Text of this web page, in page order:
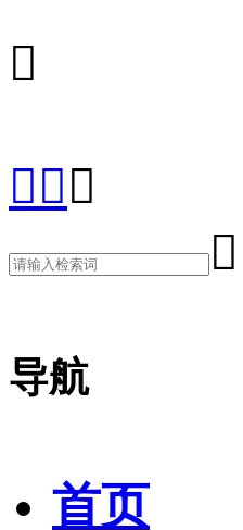



导航
首页